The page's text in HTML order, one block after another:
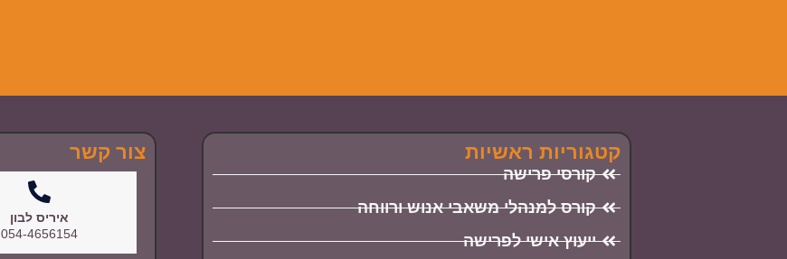
קטגוריות ראשיות
קורסי פרישה
קורס למנהלי משאבי אנוש ורווחה
ייעוץ אישי לפרישה
צור קשר
איריס לבון
054-4656154